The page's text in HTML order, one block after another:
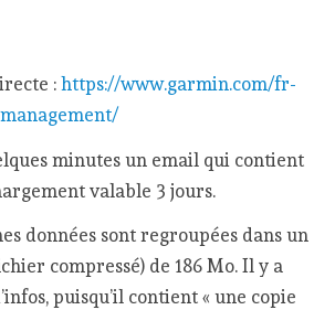
:https://www.garmin.com/fr-
minutes un email qui contient
valable 3 jours.
données sont regroupées dans un
compressé) de 186 Mo. Il y a
puisqu’il contient « une copie